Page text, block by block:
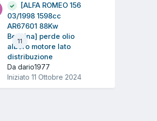
11
[ALFA ROMEO 156
03/1998 1598cc
AR67601 88Kw
Benzina] perde olio
albero motore lato
distribuzione
Da dario1977
Iniziato 11 Ottobre 2024